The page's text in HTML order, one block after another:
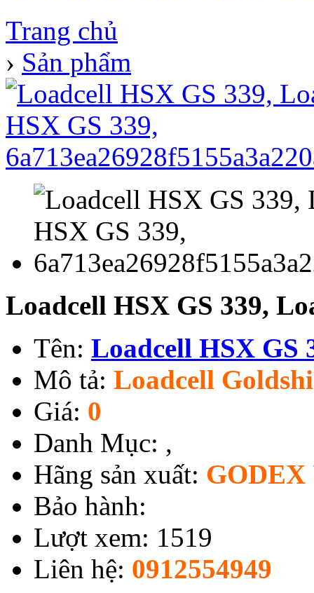
Trang chủ
› Sản phẩm
Loadcell HSX GS 339,
Tên: Loadcell HSX GS
Mô tả: Loadcell
Giá: 0
Danh Mục: ,
Hãng sản xuất: GODEX
Bảo hành:
Lượt xem: 1519
Liên hệ: 0912554949